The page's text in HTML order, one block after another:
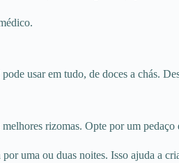
usar em tudo, de doces a chás.
melhores rizomas. Opte por um
por uma ou duas noites. Isso ajuda a